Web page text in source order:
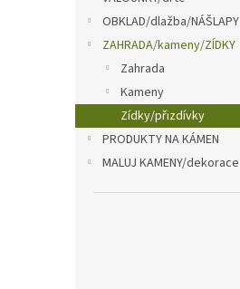
n
e
OBKLAD/dlažba/NÁŠLAPY
ZAHRADA/kameny/ZÍDKY
Zahrada
Kameny
Zídky/přizdívky
PRODUKTY NA KÁMEN
MALUJ KAMENY/dekorace